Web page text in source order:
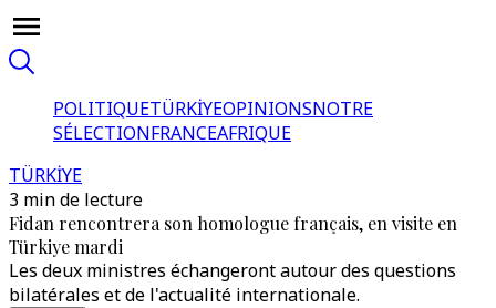
POLITIQUETÜRKİYEOPINIONSNOTRE
SÉLECTIONFRANCEAFRIQUE
TÜRKİYE
3 min de lecture
Fidan rencontrera son homologue français, en visite en
Türkiye mardi
Les deux ministres échangeront autour des questions
bilatérales et de l'actualité internationale.